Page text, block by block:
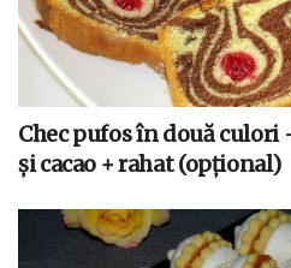
Chec pufos în două culori
și cacao + rahat (opțional)